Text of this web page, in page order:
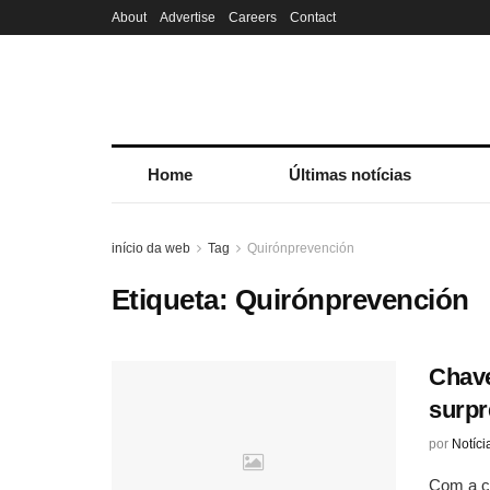
About Advertise Careers Contact
Home Últimas notícias
início da web Tag Quirónprevención
Etiqueta: Quirónprevención
por
Com a